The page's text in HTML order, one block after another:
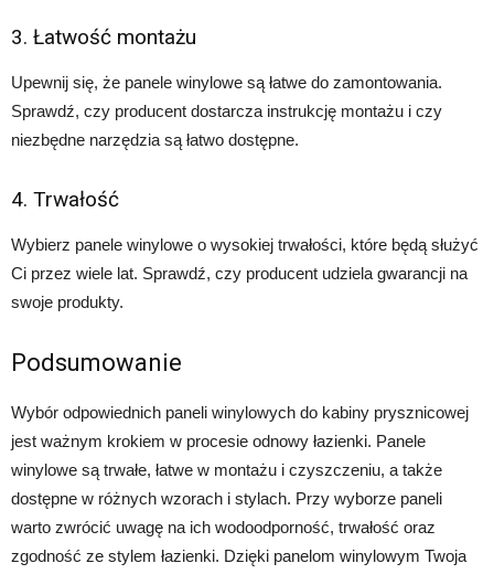
3. Łatwość montażu
Upewnij się, że panele winylowe są łatwe do zamontowania.
Sprawdź, czy producent dostarcza instrukcję montażu i czy
niezbędne narzędzia są łatwo dostępne.
4. Trwałość
Wybierz panele winylowe o wysokiej trwałości, które będą służyć
Ci przez wiele lat. Sprawdź, czy producent udziela gwarancji na
swoje produkty.
Podsumowanie
Wybór odpowiednich paneli winylowych do kabiny prysznicowej
jest ważnym krokiem w procesie odnowy łazienki. Panele
winylowe są trwałe, łatwe w montażu i czyszczeniu, a także
dostępne w różnych wzorach i stylach. Przy wyborze paneli
warto zwrócić uwagę na ich wodoodporność, trwałość oraz
zgodność ze stylem łazienki. Dzięki panelom winylowym Twoja